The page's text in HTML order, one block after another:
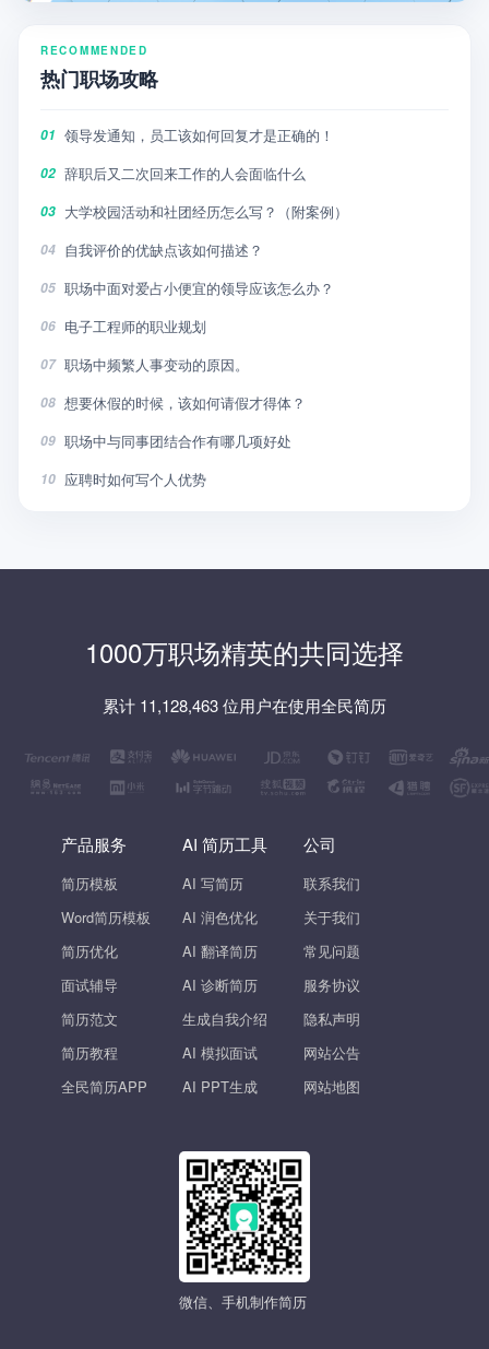
RECOMMENDED
热门职场攻略
01 领导发通知，员工该如何回复才是正确的！
02 辞职后又二次回来工作的人会面临什么
03 大学校园活动和社团经历怎么写？（附案例）
04 自我评价的优缺点该如何描述？
05 职场中面对爱占小便宜的领导应该怎么办？
06 电子工程师的职业规划
07 职场中频繁人事变动的原因。
08 想要休假的时候，该如何请假才得体？
09 职场中与同事团结合作有哪几项好处
10 应聘时如何写个人优势
1000万职场精英的共同选择
累计 11,128,463 位用户在使用全民简历
产品服务
简历模板
Word简历模板
简历优化
面试辅导
简历范文
简历教程
全民简历APP
AI 简历工具
AI 写简历
AI 润色优化
AI 翻译简历
AI 诊断简历
生成自我介绍
AI 模拟面试
AI PPT生成
公司
联系我们
关于我们
常见问题
服务协议
隐私声明
网站公告
网站地图
微信、手机制作简历